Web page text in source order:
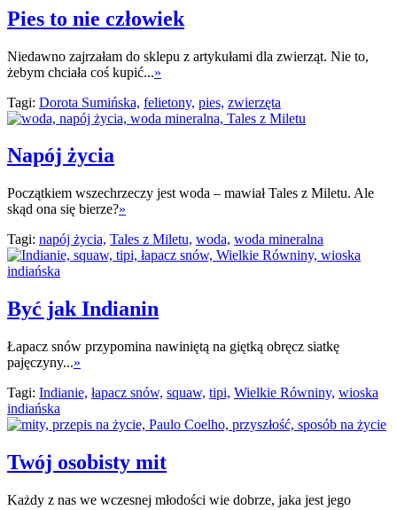
Pies to nie człowiek
Niedawno zajrzałam do sklepu z artykułami dla zwierząt. Nie to,
żebym chciała coś kupić...»
Tagi: Dorota Sumińska, felietony, pies, zwierzęta
Napój życia
Początkiem wszechrzeczy jest woda – mawiał Tales z Miletu. Ale
skąd ona się bierze?»
Tagi: napój życia, Tales z Miletu, woda, woda mineralna
Być jak Indianin
Łapacz snów przypomina nawiniętą na giętką obręcz siatkę
pajęczyny...»
Tagi: Indianie, łapacz snów, squaw, tipi, Wielkie Równiny, wioska
indiańska
Twój osobisty mit
Każdy z nas we wczesnej młodości wie dobrze, jaka jest jego